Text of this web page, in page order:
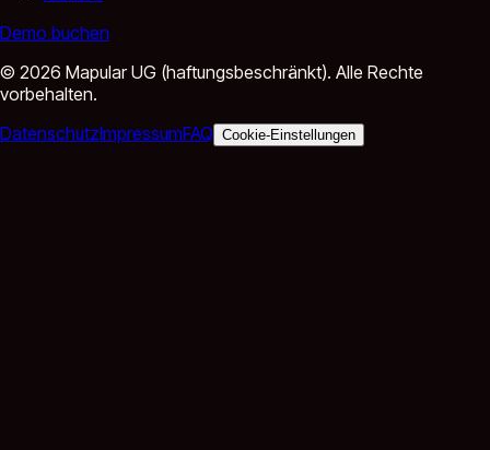
Demo buchen
© 2026 Mapular UG (haftungsbeschränkt). Alle Rechte
vorbehalten.
DatenschutzImpressumFAQ Cookie-Einstellungen